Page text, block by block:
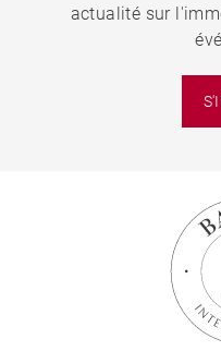
actualité sur